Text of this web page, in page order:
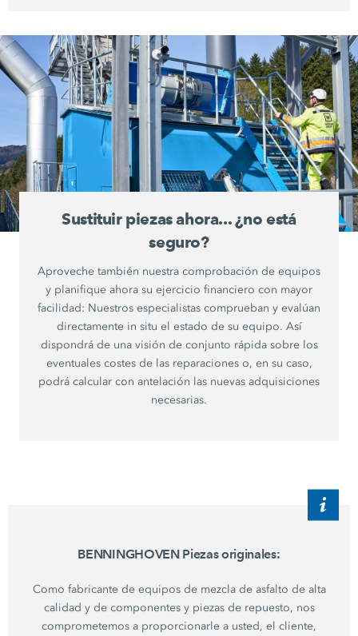
Sustituir piezas ahora... ¿no está
seguro?
Aproveche también nuestra comprobación de equipos
y planifique ahora su ejercicio financiero con mayor
facilidad: Nuestros especialistas comprueban y evalúan
directamente in situ el estado de su equipo. Así
dispondrá de una visión de conjunto rápida sobre los
eventuales costes de las reparaciones o, en su caso,
podrá calcular con antelación las nuevas adquisiciones
necesarias.
BENNINGHOVEN Piezas originales:
Como fabricante de equipos de mezcla de asfalto de alta
calidad y de componentes y piezas de repuesto, nos
comprometemos a proporcionarle a usted, el cliente,